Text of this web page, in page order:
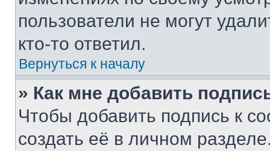
пользователи не могут
кто-то ответил.
Вернуться к началу
» Как мне добавить
Чтобы добавить подпись к
создать её в личном